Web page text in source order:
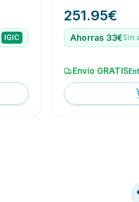
IGIC
(incorpora m
251.95€
Ahorras 33€Sin
Envío GRATIS